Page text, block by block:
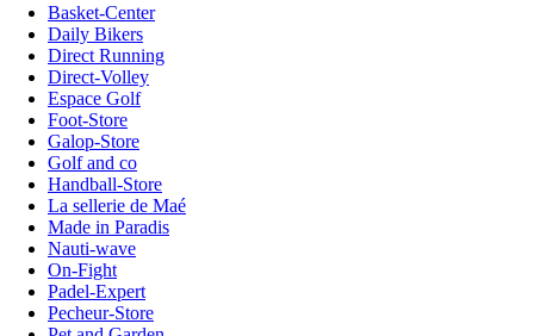
Basket-Center
Daily Bikers
Direct Running
Direct-Volley
Espace Golf
Foot-Store
Galop-Store
Golf and co
Handball-Store
La sellerie de Maé
Made in Paradis
Nauti-wave
On-Fight
Padel-Expert
Pecheur-Store